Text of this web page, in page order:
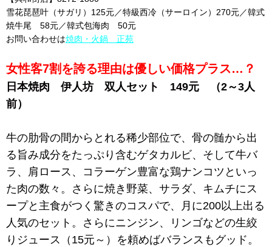
雪花琵琶叶（サガリ）125元／特級西冷（サーロイン）270元／韓式
焼牛尾 58元／韓式包海肉 50元
お問い合わせは焼肉・火鍋 正苑
女性客7割を誇る理由は優しい価格プラス…？
日本焼肉 伊人坊 双人セット 149元 （2～3人
前）
牛の肋骨の間からとれる稀少部位で、骨の髄から出
る旨み成分をたっぷり含むゲタカルビ、そして牛バ
ラ、肩ロース、コラーゲン豊富な鶏ナンコツといっ
た肉の数々。さらに焼き野菜、サラダ、キムチにス
ープと主食がつく驚きのコスパで、月に200以上出る
人気のセット。さらにニンジン、リンゴなどの生絞
りジュース（15元～）を頼めばバランスもグッド。